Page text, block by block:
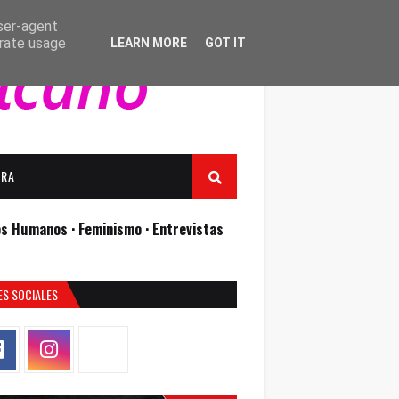
Humanos · Feminismo · Entrevistas
SOCIALES
agent
usage
LEARN MORE GOT IT